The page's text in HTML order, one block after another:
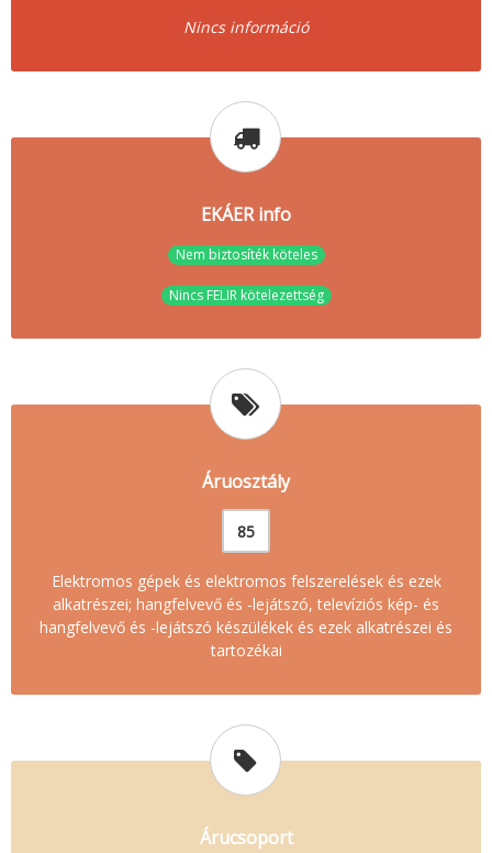
Nincs információ
EKÁER info
Nem biztosíték köteles
Nincs FELIR kötelezettség
Áruosztály
85
Elektromos gépek és elektromos felszerelések és ezek
alkatrészei; hangfelvevő és -lejátszó, televíziós kép- és
hangfelvevő és -lejátszó készülékek és ezek alkatrészei és
tartozékai
Árucsoport